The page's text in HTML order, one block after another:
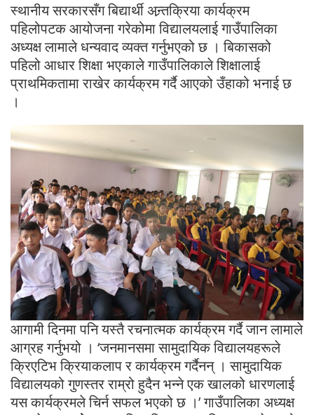
स्थानीय सरकारसँग बिद्यार्थी अन्र्तक्रिया कार्यक्रम
पहिलोपटक आयोजना गरेकोमा विद्यालयलाई गाउँपालिका
अध्यक्ष लामाले धन्यवाद व्यक्त गर्नुभएको छ । बिकासको
पहिलो आधार शिक्षा भएकाले गाउँपालिकाले शिक्षालाई
प्राथमिकतामा राखेर कार्यक्रम गर्दै आएको उँहाको भनाई छ
।
आगामी दिनमा पनि यस्तै रचनात्मक कार्यक्रम गर्दै जान लामाले
आग्रह गर्नुभयो । ‘जनमानसमा सामुदायिक विद्यालयहरूले
क्रिएटिभ क्रियाकलाप र कार्यक्रम गर्दैनन् । सामुदायिक
विद्यालयको गुणस्तर राम्रो हुदैन भन्ने एक खालको धारणलाई
यस कार्यक्रमले चिर्न सफल भएको छ ।’ गाउँपालिका अध्यक्ष